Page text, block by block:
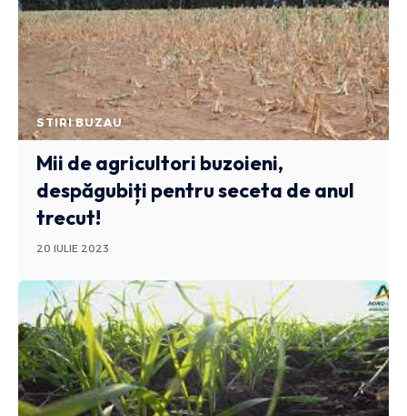
STIRI BUZAU
Mii de agricultori buzoieni,
despăgubiți pentru seceta de anul
trecut!
20 IULIE 2023